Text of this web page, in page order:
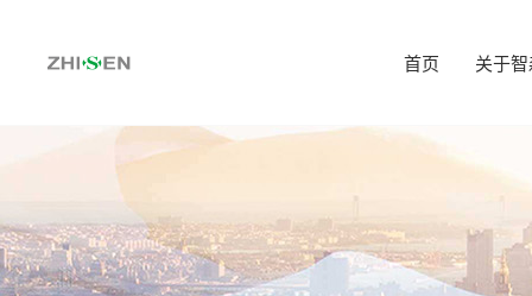
首页 关于